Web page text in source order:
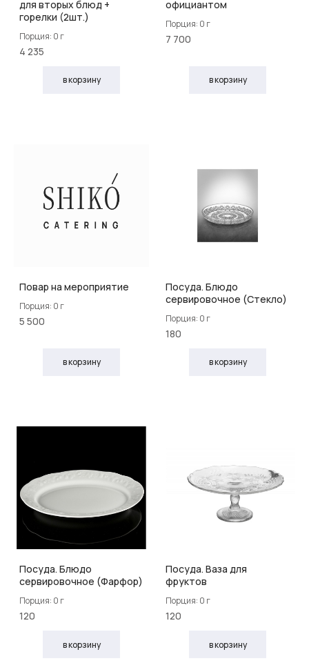
для вторых блюд +
горелки (2шт.)
Порция: 0 г
4 235
в корзину
официантом
Порция: 0 г
7 700
в корзину
Повар на мероприятие
Порция: 0 г
5 500
в корзину
Посуда. Блюдо
сервировочное (Стекло)
Порция: 0 г
180
в корзину
Посуда. Блюдо
сервировочное (Фарфор)
Порция: 0 г
120
в корзину
Посуда. Ваза для
фруктов
Порция: 0 г
120
в корзину